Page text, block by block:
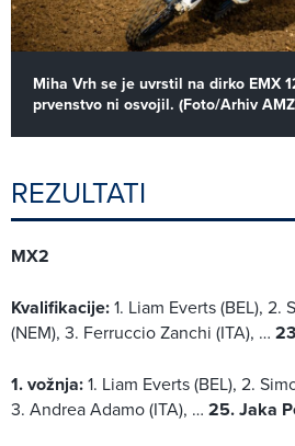
Miha Vrh se je uvrstil na dirko EMX
prvenstvo ni osvojil. (Foto/Arhiv
REZULTATI
MX2
Kvalifikacije:1. Liam Everts (BEL),
(NEM), 3. Ferruccio Zanchi (ITA), …
1. vožnja:1. Liam Everts (BEL), 2.
3. Andrea Adamo (ITA), … 25. Jaka